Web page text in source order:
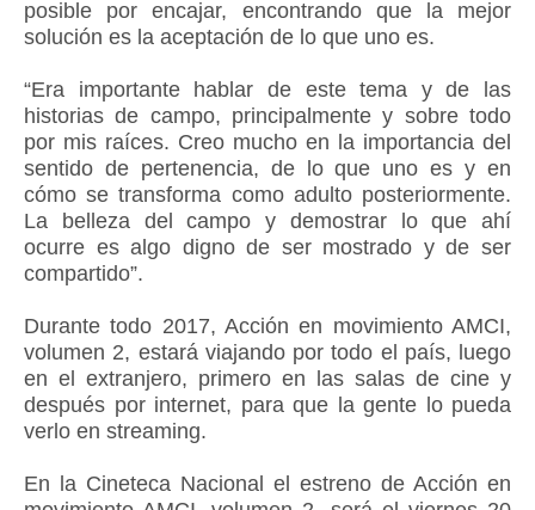
posible por encajar, encontrando que la mejor
solución es la aceptación de lo que uno es.
“Era importante hablar de este tema y de las
historias de campo, principalmente y sobre todo
por mis raíces. Creo mucho en la importancia del
sentido de pertenencia, de lo que uno es y en
cómo se transforma como adulto posteriormente.
La belleza del campo y demostrar lo que ahí
ocurre es algo digno de ser mostrado y de ser
compartido”.
Durante todo 2017, Acción en movimiento AMCI,
volumen 2, estará viajando por todo el país, luego
en el extranjero, primero en las salas de cine y
después por internet, para que la gente lo pueda
verlo en streaming.
En la Cineteca Nacional el estreno de Acción en